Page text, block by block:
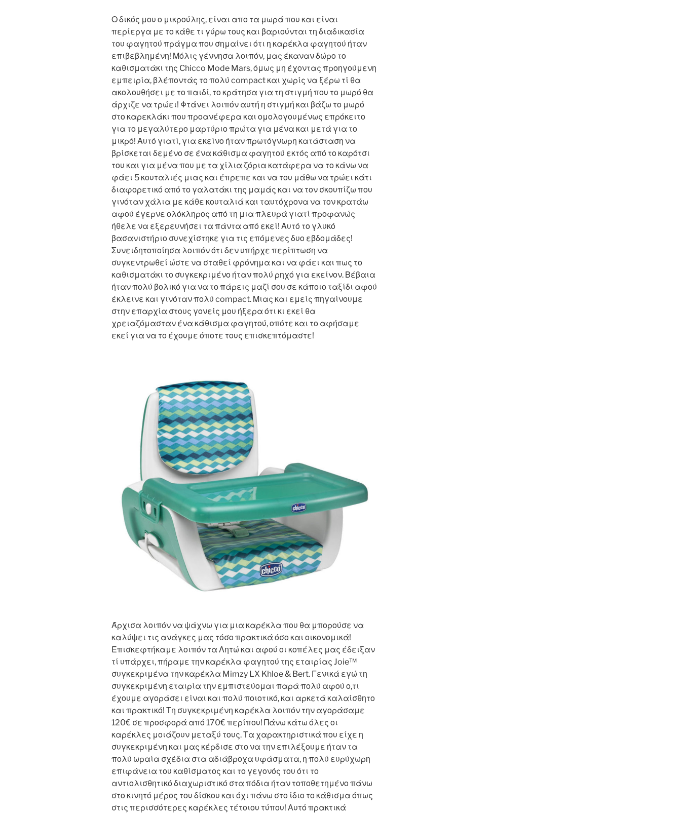
Ο δικός μου ο μικρούλης, είναι απο τα μωρά που και είναι
περίεργα με το κάθε τι γύρω τους και βαριούνται τη διαδικασία
του φαγητού πράγμα που σημαίνει ότι η καρέκλα φαγητού ήταν
επιβεβλημένη! Μόλις γέννησα λοιπόν, μας έκαναν δώρο το
καθισματάκι της Chicco Mode Mars, όμως μη έχοντας προηγούμενη
εμπειρία, βλέποντάς το πολύ compact και χωρίς να ξέρω τί θα
ακολουθήσει με το παιδί, το κράτησα για τη στιγμή που το μωρό θα
άρχιζε να τρώει! Φτάνει λοιπόν αυτή η στιγμή και βάζω το μωρό
στο καρεκλάκι που προανέφερα και ομολογουμένως επρόκειτο
για το μεγαλύτερο μαρτύριο πρώτα για μένα και μετά για το
μικρό! Αυτό γιατί, για εκείνο ήταν πρωτόγνωρη κατάσταση να
βρίσκεται δεμένο σε ένα κάθισμα φαγητού εκτός από το καρότσι
του και για μένα που με τα χίλια ζόρια κατάφερα να το κάνω να
φάει 5 κουταλιές μιας και έπρεπε και να του μάθω να τρώει κάτι
διαφορετικό από το γαλατάκι της μαμάς και να τον σκουπίζω που
γινόταν χάλια με κάθε κουταλιά και ταυτόχρονα να τον κρατάω
αφού έγερνε ολόκληρος από τη μια πλευρά γιατί προφανώς
ήθελε να εξερευνήσει τα πάντα από εκεί! Αυτό το γλυκό
βασανιστήριο συνεχίστηκε για τις επόμενες δυο εβδομάδες!
Συνειδητοποίησα λοιπόν ότι δεν υπήρχε περίπτωση να
συγκεντρωθεί ώστε να σταθεί φρόνημα και να φάει και πως το
καθισματάκι το συγκεκριμένο ήταν πολύ ρηχό για εκείνον. Βέβαια
ήταν πολύ βολικό για να το πάρεις μαζί σου σε κάποιο ταξίδι αφού
έκλεινε και γινόταν πολύ compact. Μιας και εμείς πηγαίνουμε
στην επαρχία στους γονείς μου ήξερα ότι κι εκεί θα
χρειαζόμασταν ένα κάθισμα φαγητού, οπότε και το αφήσαμε
εκεί για να το έχουμε όποτε τους επισκεπτόμαστε!
Άρχισα λοιπόν να ψάχνω για μια καρέκλα που θα μπορούσε να
καλύψει τις ανάγκες μας τόσο πρακτικά όσο και οικονομικά!
Επισκεφτήκαμε λοιπόν τα Λητώ και αφού οι κοπέλες μας έδειξαν
τί υπάρχει, πήραμε την καρέκλα φαγητού της εταιρίας Joie™
συγκεκριμένα την καρέκλα Mimzy LX Khloe & Bert. Γενικά εγώ τη
συγκεκριμένη εταιρία την εμπιστεύομαι παρά πολύ αφού ο,τι
έχουμε αγοράσει είναι και πολύ ποιοτικό, και αρκετά καλαίσθητο
και πρακτικό! Τη συγκεκριμένη καρέκλα λοιπόν την αγοράσαμε
120€ σε προσφορά από 170€ περίπου! Πάνω κάτω όλες οι
καρέκλες μοιάζουν μεταξύ τους. Τα χαρακτηριστικά που είχε η
συγκεκριμένη και μας κέρδισε στο να την επιλέξουμε ήταν τα
πολύ ωραία σχέδια στα αδιάβροχα υφάσματα, η πολύ ευρύχωρη
επιφάνεια του καθίσματος και το γεγονός του ότι το
αντιολισθητικό διαχωριστικό στα πόδια ήταν τοποθετημένο πάνω
στο κινητό μέρος του δίσκου και όχι πάνω στο ίδιο το κάθισμα όπως
στις περισσότερες καρέκλες τέτοιου τύπου! Αυτό πρακτικά